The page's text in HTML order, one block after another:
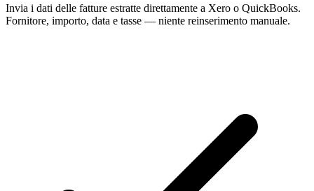
Invia i dati delle fatture estratte direttamente a Xero o QuickBooks.
Fornitore, importo, data e tasse — niente reinserimento manuale.